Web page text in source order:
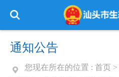
通知公告
您现在所在的位置 : 首页 >